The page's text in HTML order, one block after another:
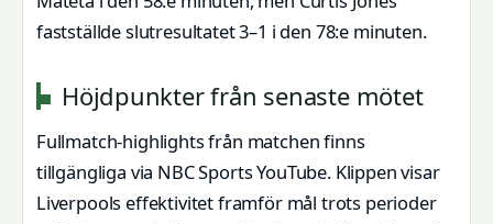
fastställde slutresultatet 3–1 i den 78:e minuten.
Höjdpunkter från senaste mötet
Fullmatch-highlights från matchen finns
tillgängliga via NBC Sports YouTube. Klippen visar
Liverpools effektivitet framför mål trots perioder